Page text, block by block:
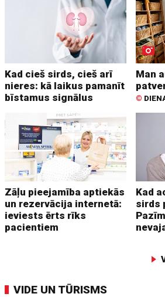
Kad cieš sirds, cieš arī
nieres: kā laikus pamanīt
bīstamus signālus
Man
©
Zāļu pieejamība aptiekās
un rezervācija internetā:
ieviests ērts rīks
pacientiem
Kad
sirds
VIDE UN TŪRISMS